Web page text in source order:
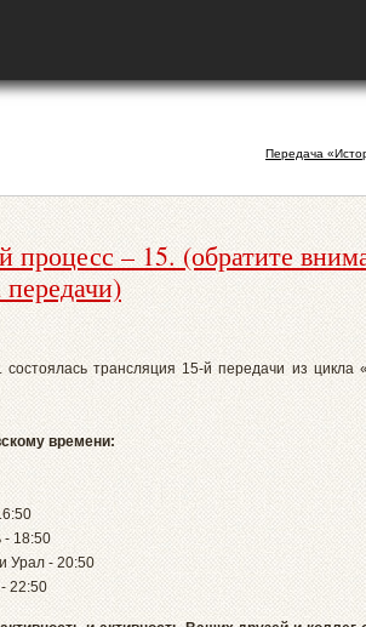
Передача
процесс – 15. (обратите
трансляция 15-й передачи из цикла
времени:
- 18:50
Урал - 20:50
22:50